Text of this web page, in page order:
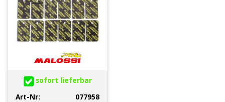
sofort lieferbar
Art-Nr:
077958